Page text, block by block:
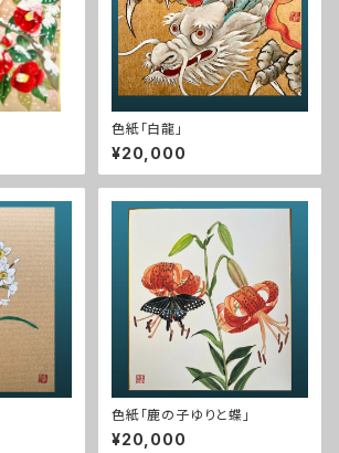
色紙「白龍」
¥20,000
色紙「鹿の子ゆりと蝶」
¥20,000